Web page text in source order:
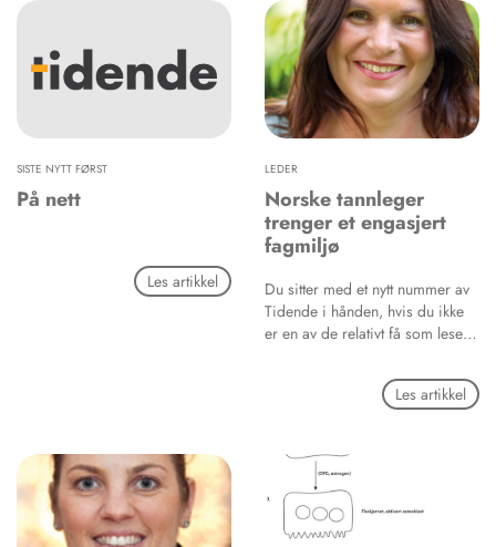
jobber turnus for å få ekstra
på fritida pusser de opp eller
bygger på huset selv slik at det
å jobbe mindre for å være mer
hjemme med barna, må ofte
mennene jobbe mer for å
forsørge familien.
karsykdommer, diabetes, kols og
kreft. Hvert år dør nærmere 8
000 personer i Norge av disse
sykdommene før de har fylt 75
år. NCD medfører lidelse for
mange og betydelige helse- og
omsorgsutgifter for samfunnet.
SISTE NYTT FØRST
På nett
Les artikkel
LEDER
Norske tannleger
trenger et engasjert
fagmiljø
Du sitter med et nytt nummer av
Tidende i hånden, hvis du ikke
er en av de relativt få som leser
ved skjermen. Begge steder, på
papir og nett, får du det samme
fremst, annet odontologisk
fagstoff, nyheter og
aktualitetsstoff, bidrag om etikk
og praksisdrift - i tillegg til
Les artikkel